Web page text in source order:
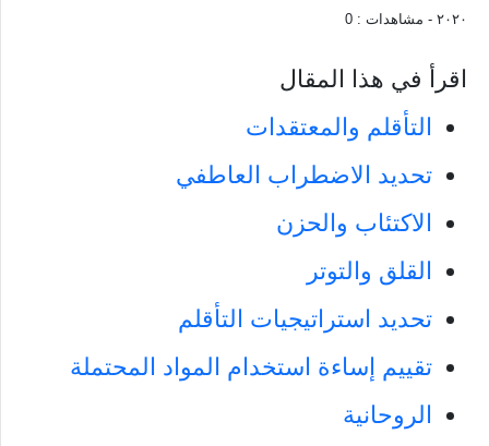
٢٠٢٠ - مشاهدات : 0
اقرأ في هذا المقال
التأقلم والمعتقدات
تحديد الاضطراب العاطفي
الاكتئاب والحزن
القلق والتوتر
تحديد استراتيجيات التأقلم
تقييم إساءة استخدام المواد المحتملة
الروحانية